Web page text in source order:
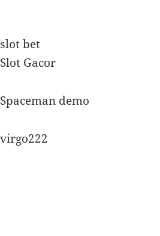
slot bet
Slot Gacor
Spaceman demo
virgo222